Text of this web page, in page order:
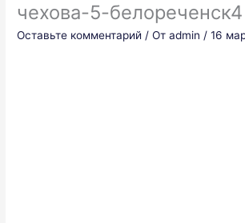
чехова-5-белореченск4
Оставьте комментарий / Отadmin/16